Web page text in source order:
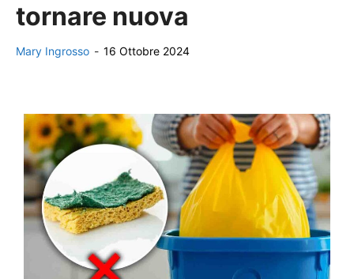
tornare nuova
Mary Ingrosso - 16 Ottobre 2024